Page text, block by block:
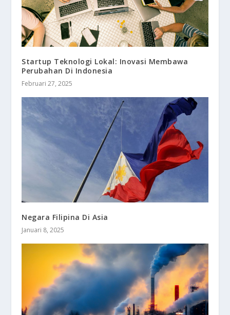
Startup Teknologi Lokal: Inovasi Membawa
Perubahan Di Indonesia
Februari 27, 2025
Negara Filipina Di Asia
Januari 8, 2025